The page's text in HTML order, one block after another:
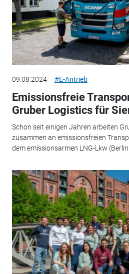
09.08.2024 #E-Antrieb
Emissionsfreie
Gruber Logistics für
Schon seit einigen Jahren arbeiten
zusammen an emissionsfreien
dem emissionsarmen LNG-Lkw